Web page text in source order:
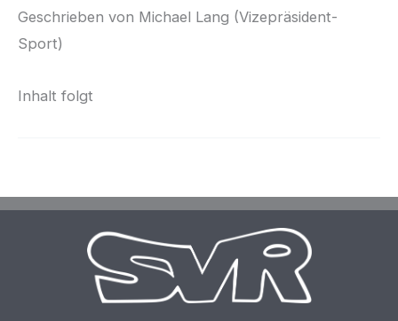
Geschrieben von Michael Lang (Vizepräsident-
Sport)
Inhalt folgt